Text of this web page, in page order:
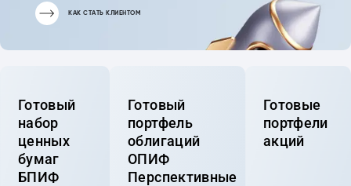
КАК СТАТЬ КЛИЕНТОМ
Готовый
набор
ценных
бумаг
БПИФ
Готовый
портфель
облигаций
ОПИФ
Перспективные
Готовые
портфели
акций